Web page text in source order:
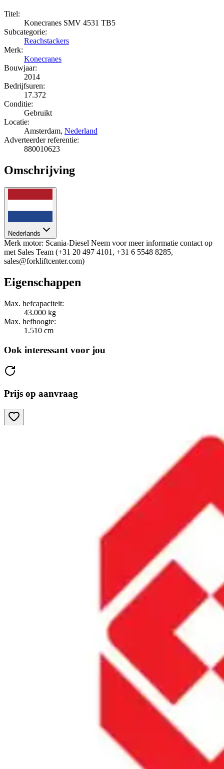
Titel:
Konecranes SMV 4531 TB5
Subcategorie:
Reachstackers
Merk:
Konecranes
Bouwjaar:
2014
Bedrijfsuren:
17.372
Conditie:
Gebruikt
Locatie:
Amsterdam, Nederland
Adverteerder referentie:
880010623
Omschrijving
Nederlands
Merk motor: Scania-Diesel Neem voor meer informatie contact op
met Sales Team (+31 20 497 4101, +31 6 5548 8285,
sales@forkliftcenter.com)
Eigenschappen
Max. hefcapaciteit:
43.000 kg
Max. hefhoogte:
1.510 cm
Ook interessant voor jou
Prijs op aanvraag